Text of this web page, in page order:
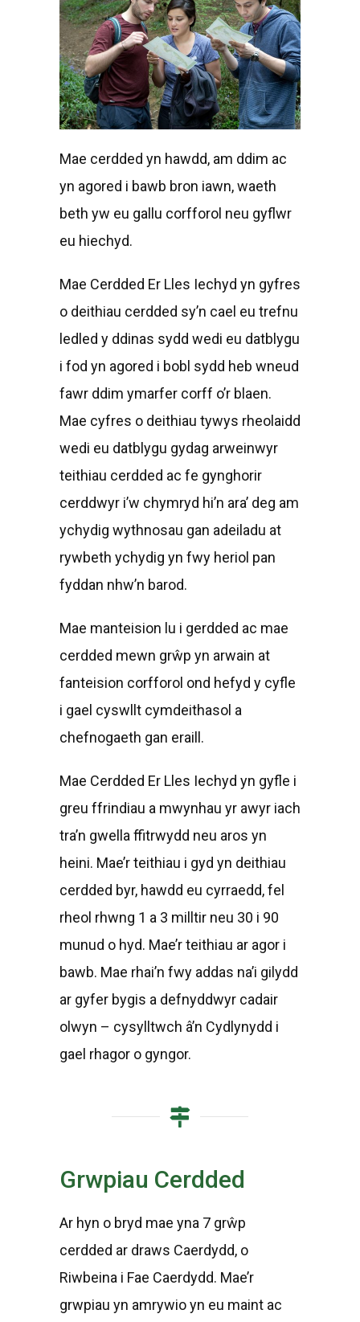
Mae cerdded yn hawdd, am ddim ac
yn agored i bawb bron iawn, waeth
beth yw eu gallu corfforol neu gyflwr
eu hiechyd.
Mae Cerdded Er Lles Iechyd yn gyfres
o deithiau cerdded sy’n cael eu trefnu
ledled y ddinas sydd wedi eu datblygu
i fod yn agored i bobl sydd heb wneud
fawr ddim ymarfer corff o’r blaen.
Mae cyfres o deithiau tywys rheolaidd
wedi eu datblygu gydag arweinwyr
teithiau cerdded ac fe gynghorir
cerddwyr i’w chymryd hi’n ara’ deg am
ychydig wythnosau gan adeiladu at
rywbeth ychydig yn fwy heriol pan
fyddan nhw’n barod.
Mae manteision lu i gerdded ac mae
cerdded mewn grŵp yn arwain at
fanteision corfforol ond hefyd y cyfle
i gael cyswllt cymdeithasol a
chefnogaeth gan eraill.
Mae Cerdded Er Lles Iechyd yn gyfle i
greu ffrindiau a mwynhau yr awyr iach
tra’n gwella ffitrwydd neu aros yn
heini. Mae’r teithiau i gyd yn deithiau
cerdded byr, hawdd eu cyrraedd, fel
rheol rhwng 1 a 3 milltir neu 30 i 90
munud o hyd. Mae’r teithiau ar agor i
bawb. Mae rhai’n fwy addas na’i gilydd
ar gyfer bygis a defnyddwyr cadair
olwyn – cysylltwch â’n Cydlynydd i
gael rhagor o gyngor.
Grwpiau Cerdded
Ar hyn o bryd mae yna 7 grŵp
cerdded ar draws Caerdydd, o
Riwbeina i Fae Caerdydd. Mae’r
grwpiau yn amrywio yn eu maint ac